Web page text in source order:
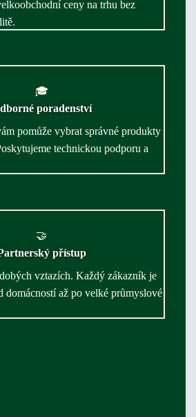
ceny na trhu bez
🎓
poradenství
pomůže vybrat správné produkty
technickou podporu a
🤝
přístup
vztazích. Každý zákazník je
domácností až po velké průmyslové